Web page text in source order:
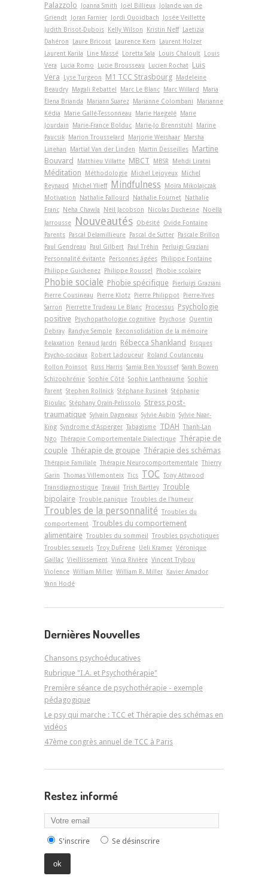
Palazzolo
Joanna Smith Joël Billieux
Jolande van de
Griendt
Joran Farnier Jordi Quoidbach
Josée Veillette
Judith Brisot-Dubois
Kelly Wilson Kristin Neff
Laetizia
Dahéron
Laure Bricout Laurence Kern
Laurent Holzer
Laurent Karila
Line Massé Loretta Sala Louis Chaloult
Louis
Vera
Lucia Romo Lucie Brousseau Lucien Rochat Luis
Vera
Lyse Turgeon M1 TCC Strasbourg
Madeleine
Beaudry
Magali Rebattel Marc Le Blanc Marc Willard
Maria
Elena Brianda
Mariann Suarez Marianne Colombani
Marianne
Kédia
Marie Gallé-Tessonneau Marie Haegelé
Marie
Jourdain
Marie-France Bolduc Marie-Jo Brennstuhl
Marine
Paucsik
Marion Trousselard Marjorie Weishaar
Marsha
Linehan
Martial Van der Linden Martin Desseilles Martine
Bouvard
Matthieu Villatte MBCT MBSR Mehdi Liratni
Méditation Méthodologie Michel Lejoyeux
Michel
Reynaud
Michel Ylieff Mindfulness
Moïra Mikolajczak
Motivation
Nathalie Fallourd Nathalie Fournet
Nathalie
Franc
Neha Chawla Neil Jacobson Nicolas Duchesne
Noëlla
Jarrousse
Nouveautés Obésité Ovide Fontaine
Parents
Pascal Delamillieure Pascal de Sutter
Pascale Brillon
Paul Gendreau
Paul Gilbert Paul Tréhin
Perluigi Graziani
Personnalité évitante
Personnes âgées
Philippe Fontaine
Philippe Guichenez
Philippe Roussel Phobie scolaire
Phobie sociale Phobie spécifique
Pierluigi Graziani
Pierre Cousineau
Pierre Klotz Pierre Philippot
Pierre-Yves
Sarron
Pierrette Trudeau Le Blanc Processus Psychologie
positive
Psychopathologie cognitive Psychose Quentin
Debray
Randye Semple
Reconsolidation de la mémoire
Relaxation
Renaud Jardri Rébecca Shankland
Risques
Psycho-sociaux
Robert Ladouceur
Roland Coutanceau
Rollon Poinsot
Russ Harris Samia Ben Youssef Sarah Bowen
Schizophrénie Sophie Côté Sophie Lantheaume Sophie
Parent Stephen Rollnick Stéphane Rusinek Stéphanie
Bioulac Stéphany Orain-Pelissolo
Stress post-
traumatique Sylvain Dagneaux Sylvie Aubin Sylvie Naar-
King Syndrome d'Asperger Tabagisme TDAH Thanh-Lan
Ngo Thérapie Comportementale Dialectique Thérapie de
couple Thérapie de groupe Thérapie des schémas
Thérapie Familiale Thérapie Neurocomportementale Thierry
Garin Thomas Villemonteix Tics TOC Tony Attwood
Transdiagnostique Travail Trish Bartley Trouble
bipolaire Trouble panique Troubles de l'humeur
Troubles de la personnalité Troubles du
comportement Troubles du comportement
alimentaire Troubles du sommeil
Troubles psychotiques
Troubles sexuels Troy DuFrene Ueli Kramer Véronique
Gaillac Vieillissement Vinca Rivière Vincent Trybou
Violence William Miller William R. Miller Xavier Amador
Yann Hodé
Dernières Nouvelles
Chansons psychoéducatives
Rubrique "I.A. et Psychothérapie"
Première séance de psychothérapie - exemple
pédagogique
Le psy qui marche : TCC et Thérapie des schémas en
vidéos
47ème congrès annuel de TCC à Paris
Restez informé
S'inscrire Se désinscrire